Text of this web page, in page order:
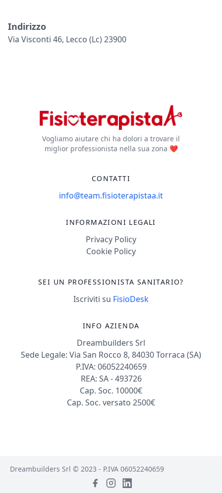
Indirizzo
Via Visconti 46, Lecco (lc) 23900
Vogliamo aiutare chi ha dolori a trovare il
miglior professionista nella sua zona ❤️
CONTATTI
info@team.fisioterapistaa.it
INFORMAZIONI LEGALI
Privacy Policy
Cookie Policy
SEI UN PROFESSIONISTA SANITARIO?
Iscriviti su FisioDesk
INFO AZIENDA
Dreambuilders Srl
Sede Legale: Via San Rocco 8, 84030 Torraca (SA)
P.IVA: 06052240659
REA: SA - 493726
Cap. Soc. 10000€
Cap. Soc. versato 2500€
Dreambuilders Srl © 2023 - P.IVA 06052240659